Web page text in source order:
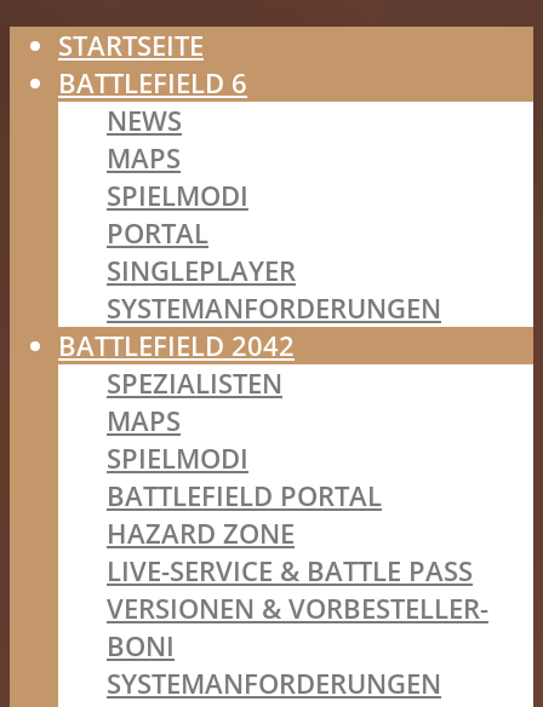
STARTSEITE
BATTLEFIELD 6
NEWS
MAPS
SPIELMODI
PORTAL
SINGLEPLAYER
SYSTEMANFORDERUNGEN
BATTLEFIELD 2042
SPEZIALISTEN
MAPS
SPIELMODI
BATTLEFIELD PORTAL
HAZARD ZONE
LIVE-SERVICE & BATTLE PASS
VERSIONEN & VORBESTELLER-
BONI
SYSTEMANFORDERUNGEN